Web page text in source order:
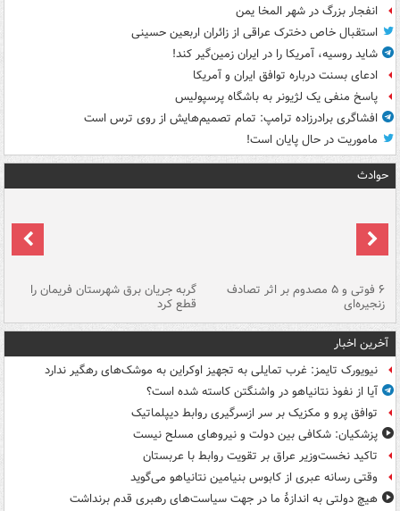
انفجار بزرگ در شهر المخا یمن
استقبال خاص دخترک عراقی از زائران اربعین حسینی
شاید روسیه، آمریکا را در ایران زمین‌گیر کند!
ادعای بسنت درباره توافق ایران و آمریکا
پاسخ منفی یک لژیونر به باشگاه پرسپولیس
افشاگری برادرزاده ترامپ: تمام تصمیم‌هایش از روی ترس است
ماموریت در حال پایان است!
حوادث
۶ فوتی و ۵ مصدوم بر اثر تصادف
زنجیره‌ای
گربه جریان برق شهرستان فریمان را
قطع کرد
آخرین اخبار
نیویورک تایمز: غرب تمایلی به تجهیز اوکراین به موشک‌های رهگیر ندارد
آیا از نفوذ نتانیاهو در واشنگتن کاسته شده است؟
توافق پرو و مکزیک بر سر ازسرگیری روابط دیپلماتیک
پزشکیان: شکافی بین دولت و نیروهای مسلح نیست
تاکید نخست‌وزیر عراق بر تقویت روابط با عربستان
وقتی رسانه عبری از کابوس بنیامین نتانیاهو می‌گوید
هیچ دولتی به اندازۀ ما در جهت سیاست‌های رهبری قدم برنداشت